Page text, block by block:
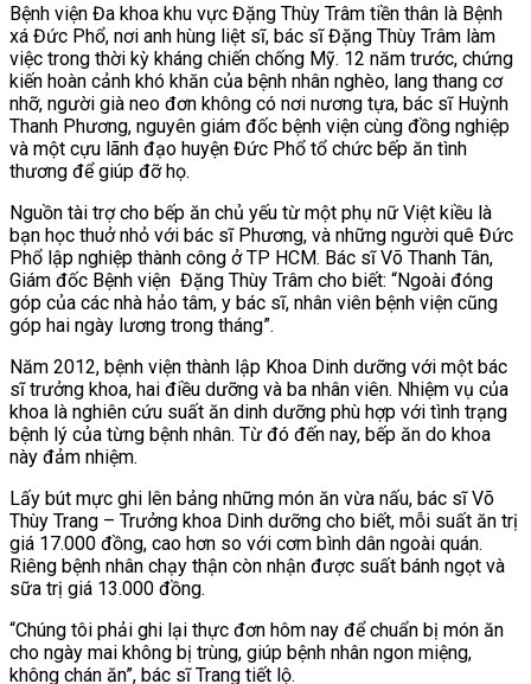
Bệnh viện Đa khoa khu vực Đặng Thùy Trâm tiền thân là Bệnh
xá Đức Phổ, nơi anh hùng liệt sĩ, bác sĩ Đặng Thùy Trâm làm
việc trong thời kỳ kháng chiến chống Mỹ. 12 năm trước, chứng
kiến hoàn cảnh khó khăn của bệnh nhân nghèo, lang thang cơ
nhỡ, người già neo đơn không có nơi nương tựa, bác sĩ Huỳnh
Thanh Phương, nguyên giám đốc bệnh viện cùng đồng nghiệp
và một cựu lãnh đạo huyện Đức Phổ tổ chức bếp ăn tình
thương để giúp đỡ họ.
Nguồn tài trợ cho bếp ăn chủ yếu từ một phụ nữ Việt kiều là
bạn học thuở nhỏ với bác sĩ Phương, và những người quê Đức
Phổ lập nghiệp thành công ở TP HCM. Bác sĩ Võ Thanh Tân,
Giám đốc Bệnh viện Đặng Thùy Trâm cho biết: “Ngoài đóng
góp của các nhà hảo tâm, y bác sĩ, nhân viên bệnh viện cũng
góp hai ngày lương trong tháng”.
Năm 2012, bệnh viện thành lập Khoa Dinh dưỡng với một bác
sĩ trưởng khoa, hai điều dưỡng và ba nhân viên. Nhiệm vụ của
khoa là nghiên cứu suất ăn dinh dưỡng phù hợp với tình trạng
bệnh lý của từng bệnh nhân. Từ đó đến nay, bếp ăn do khoa
này đảm nhiệm.
Lấy bút mực ghi lên bảng những món ăn vừa nấu, bác sĩ Võ
Thùy Trang – Trưởng khoa Dinh dưỡng cho biết, mỗi suất ăn trị
giá 17.000 đồng, cao hơn so với cơm bình dân ngoài quán.
Riêng bệnh nhân chạy thận còn nhận được suất bánh ngọt và
sữa trị giá 13.000 đồng.
“Chúng tôi phải ghi lại thực đơn hôm nay để chuẩn bị món ăn
cho ngày mai không bị trùng, giúp bệnh nhân ngon miệng,
không chán ăn”, bác sĩ Trang tiết lộ.